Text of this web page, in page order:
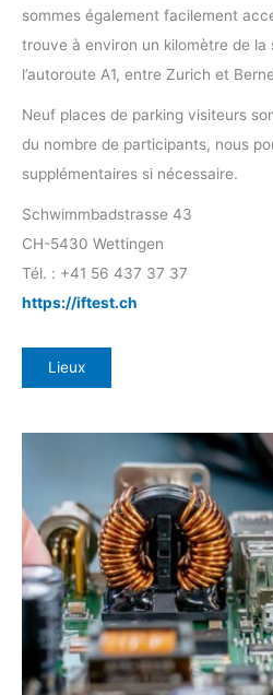
sommes également facilement
trouve à environ un kilomètre de la
l’autoroute A1, entre Zurich et
Neuf places de parking visiteurs
du nombre de participants, nous
supplémentaires si nécessaire.
Schwimmbadstrasse 43
CH-5430 Wettingen
Tél. : +41 56 437 37 37
https://iftest.ch
Lieux